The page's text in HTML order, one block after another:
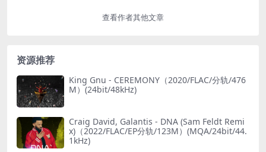
查看作者其他文章
资源推荐
King Gnu - CEREMONY（2020/FLAC/分轨/476
M）(24bit/48kHz)
Craig David, Galantis - DNA (Sam Feldt Remi
x)（2022/FLAC/EP分轨/123M）(MQA/24bit/44.
1kHz)